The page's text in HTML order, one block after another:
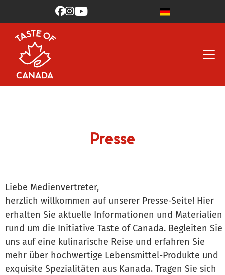

Presse
Liebe Medienvertreter,
herzlich willkommen auf unserer Presse-Seite! Hier
erhalten Sie aktuelle Informationen und Materialien
rund um die Initiative Taste of Canada. Begleiten Sie
uns auf eine kulinarische Reise und erfahren Sie
mehr über hochwertige Lebensmittel-Produkte und
exquisite Spezialitäten aus Kanada. Tragen Sie sich